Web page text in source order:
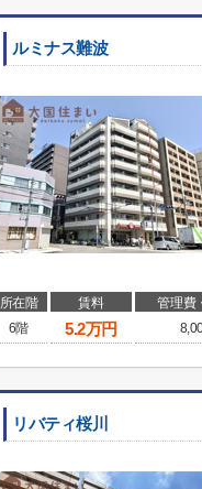
ルミナス難波
所在階 賃料 管理費
6階
5.2万円
リバティ桜川